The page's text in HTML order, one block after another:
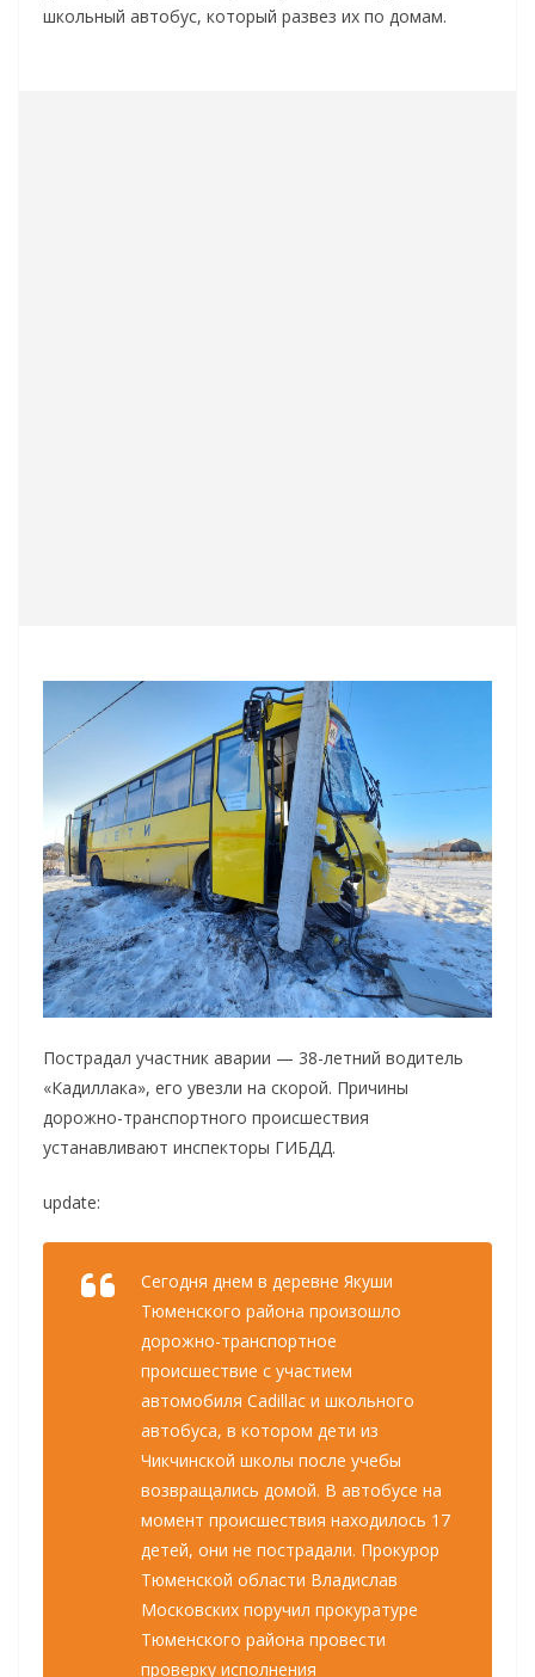
школьный автобус, который развез их по домам.
Пострадал участник аварии — 38-летний водитель
«Кадиллака», его увезли на скорой. Причины
дорожно-транспортного происшествия
устанавливают инспекторы ГИБДД.
update:
Сегодня днем в деревне Якуши
Тюменского района произошло
дорожно-транспортное
происшествие с участием
автомобиля Cadillac и школьного
автобуса, в котором дети из
Чикчинской школы после учебы
возвращались домой. В автобусе на
момент происшествия находилось 17
детей, они не пострадали. Прокурор
Тюменской области Владислав
Московских поручил прокуратуре
Тюменского района провести
проверку исполнения